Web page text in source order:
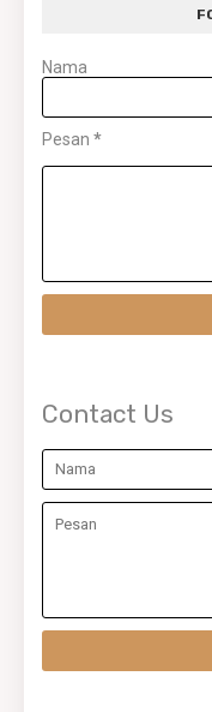
Nama
Pesan *
Contact Us